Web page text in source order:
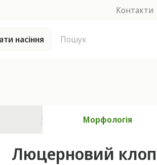
Контакти
насіння
Морфологія
Люцерновий клоп